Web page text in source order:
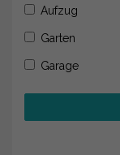
Aufzug
Garten
Garage